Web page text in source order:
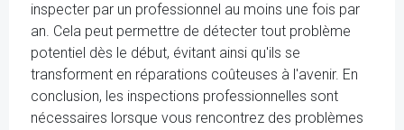
inspecter par un professionnel au moins une fois par
an. Cela peut permettre de détecter tout problème
potentiel dès le début, évitant ainsi qu'ils se
transforment en réparations coûteuses à l'avenir. En
conclusion, les inspections professionnelles sont
nécessaires lorsque vous rencontrez des problèmes